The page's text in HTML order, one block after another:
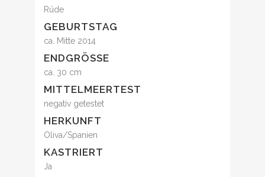
Rüde
GEBURTSTAG
ca. Mitte 2014
ENDGRÖSSE
ca. 30 cm
MITTELMEERTEST
negativ getestet
HERKUNFT
Oliva/Spanien
KASTRIERT
Ja